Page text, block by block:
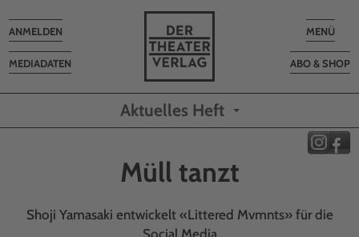
Toggle
MENÜ
ABO & SHOP
MEDIADATEN
Toggle
navigation
ANMELDEN
Aktuelles Heft
Müll tanzt
Shoji Yamasaki entwickelt «Littered Mvmnts» für die